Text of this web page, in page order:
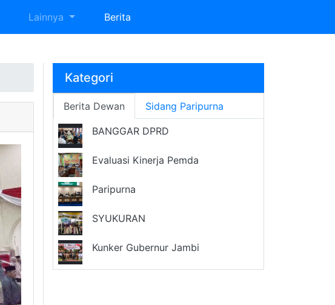
Lainnya Berita
Kategori
Berita Dewan Sidang Paripurna
BANGGAR DPRD
Evaluasi Kinerja Pemda
Paripurna
SYUKURAN
Kunker Gubernur Jambi